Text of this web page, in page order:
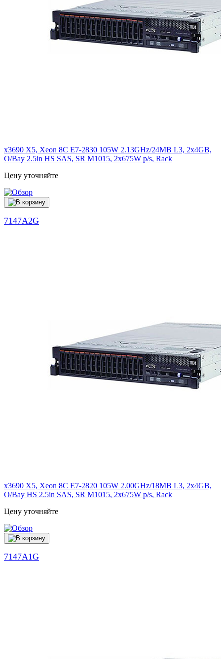
x3690 X5, Xeon 8C E7-2830 105W 2.13GHz/24MB L3, 2x4GB,
O/Bay 2.5in HS SAS, SR M1015, 2x675W p/s, Rack
Цену уточняйте
7147A2G
x3690 X5, Xeon 8C E7-2820 105W 2.00GHz/18MB L3, 2x4GB,
O/Bay HS 2.5in SAS, SR M1015, 2x675W p/s, Rack
Цену уточняйте
7147A1G